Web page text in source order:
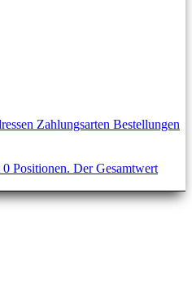
Zahlungsarten Bestellungen
Positionen. Der Gesamtwert